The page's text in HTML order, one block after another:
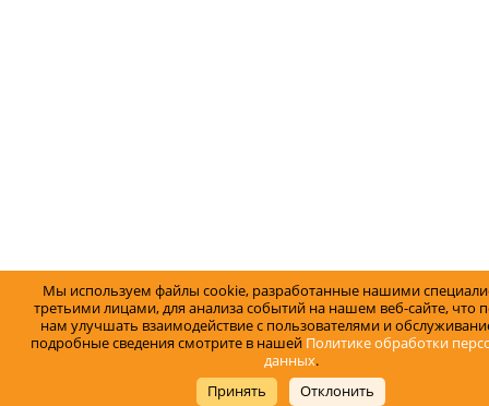
Мы используем файлы cookie, разработанные нашими
третьими лицами, для анализа событий на нашем веб-сайте, что
нам улучшать взаимодействие с пользователями и
подробные сведения смотрите в нашей Политике обработки
данных.
Принять
Отклонить